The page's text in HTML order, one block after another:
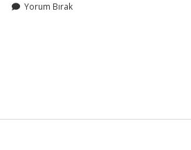
Yorum Bırak